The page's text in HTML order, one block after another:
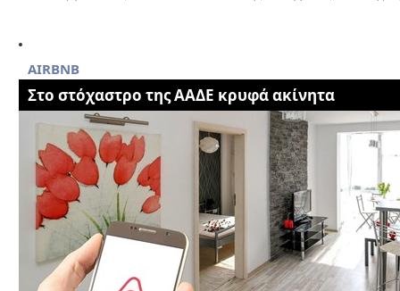
AIRBNB
Στο στόχαστρο της ΑΑΔΕ κρυφά ακίνητα